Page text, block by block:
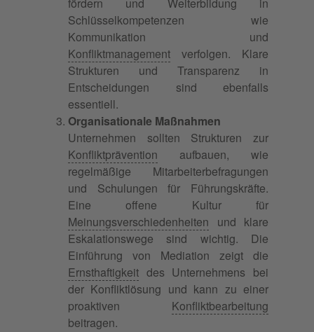
fördern und Weiterbildung in
Schlüsselkompetenzen wie
Kommunikation und
Konfliktmanagement verfolgen. Klare
Strukturen und Transparenz in
Entscheidungen sind ebenfalls
essentiell.
Organisationale Maßnahmen
Unternehmen sollten Strukturen zur
Konfliktprävention aufbauen, wie
regelmäßige Mitarbeiterbefragungen
und Schulungen für Führungskräfte.
Eine offene Kultur für
Meinungsverschiedenheiten und klare
Eskalationswege sind wichtig. Die
Einführung von Mediation zeigt die
Ernsthaftigkeit des Unternehmens bei
der Konfliktlösung und kann zu einer
proaktiven Konfliktbearbeitung
beitragen.